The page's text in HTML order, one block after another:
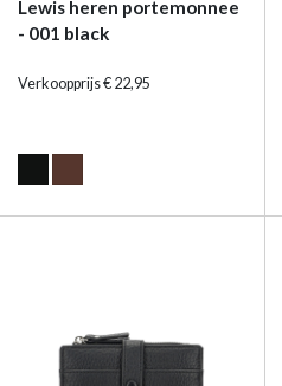
Lewis heren portemonnee
- 001 black
Verkoopprijs € 22,95